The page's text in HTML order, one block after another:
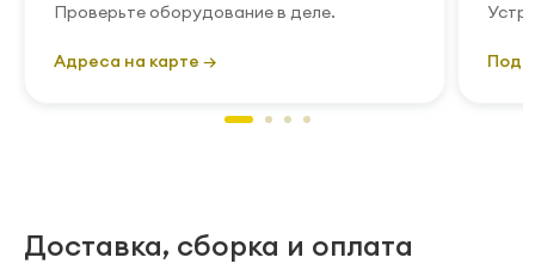
Проверьте оборудование в деле.
Адреса на карте →
Доставка, сборка и оплата